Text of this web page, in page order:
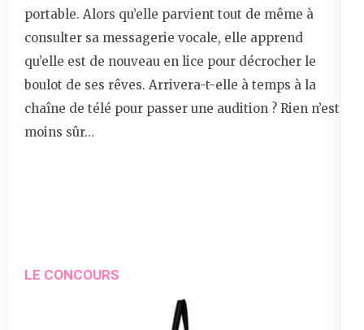
portable. Alors qu’elle parvient tout de même à
consulter sa messagerie vocale, elle apprend
qu’elle est de nouveau en lice pour décrocher le
boulot de ses rêves. Arrivera-t-elle à temps à la
chaîne de télé pour passer une audition ? Rien n’est
moins sûr…
LE CONCOURS